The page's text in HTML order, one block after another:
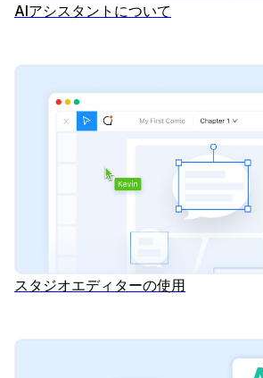
AIアシスタントについて
スタジオエディターの使用